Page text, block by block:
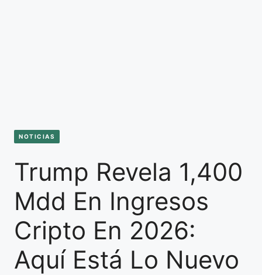
NOTICIAS
Trump Revela 1,400
Mdd En Ingresos
Cripto En 2026:
Aquí Está Lo Nuevo